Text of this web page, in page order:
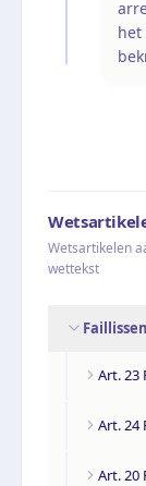
het
Wetsartikelen
wettekst
Art. 23
Art. 24
Art. 20